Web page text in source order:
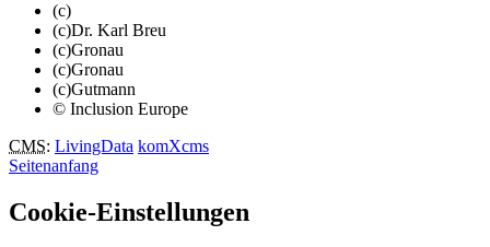
(c)
(c)Dr. Karl Breu
(c)Gronau
(c)Gronau
(c)Gutmann
© Inclusion Europe
CMS: LivingData komXcms
Seitenanfang
Cookie-Einstellungen